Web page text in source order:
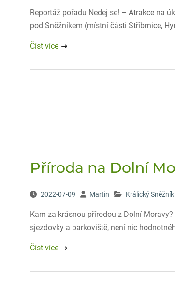
Reportáž pořadu Nedej se! – Atrakce na
pod Sněžníkem (místní části Stříbrnice,
Číst více
Příroda na Dolní
2022-07-09 Martin Králický Sněžník
Kam za krásnou přírodou z Dolní
sjezdovky a parkoviště, není nic
Číst více